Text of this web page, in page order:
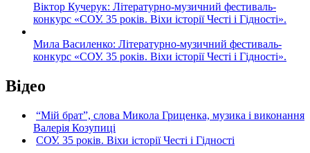
Віктор Кучерук: Літературно-музичний фестиваль-
конкурс «СОУ. 35 років. Віхи історії Честі і Гідності».
Мила Василенко: Літературно-музичний фестиваль-
конкурс «СОУ. 35 років. Віхи історії Честі і Гідності».
Відео
“Мій брат”, слова Микола Гриценка, музика і виконання
Валерія Козупиці
СОУ. 35 років. Віхи історії Честі і Гідності